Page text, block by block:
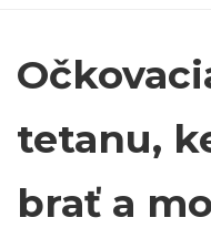
tetanu,
brať a